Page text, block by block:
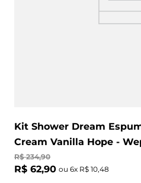
Kit Shower Dream
Cream Vanilla Hope -
R$ 234,90
R$ 62,90 ou 6x R$ 10,48